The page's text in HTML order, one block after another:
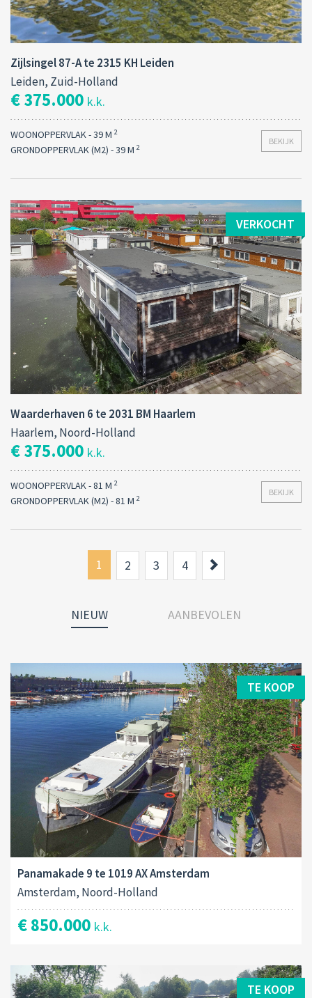
Zijlsingel 87-A te 2315 KH Leiden
Leiden, Zuid-Holland
€ 375.000 k.k.
BEKIJK
WOONOPPERVLAK - 39 M 2
GRONDOPPERVLAK (M2) - 39 M 2
VERKOCHT
Waarderhaven 6 te 2031 BM Haarlem
Haarlem, Noord-Holland
€ 375.000 k.k.
BEKIJK
WOONOPPERVLAK - 81 M 2
GRONDOPPERVLAK (M2) - 81 M 2
1 2 3 4
NIEUW AANBEVOLEN
TE KOOP
Panamakade 9 te 1019 AX Amsterdam
Amsterdam, Noord-Holland
€ 850.000 k.k.
TE KOOP